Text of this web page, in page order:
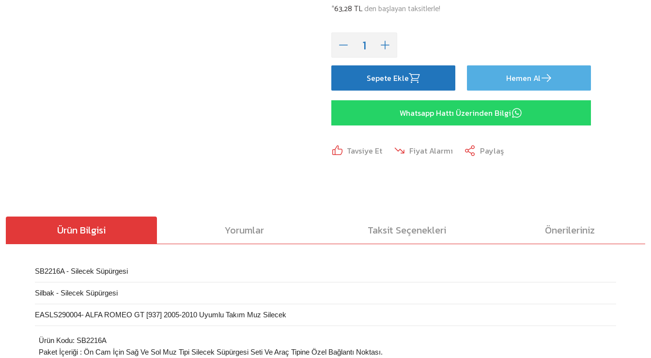
*63,28 TLden başlayan taksitlerle!
Sepete Ekle Hemen Al
Whatsapp Hattı Üzerinden Bilgi
Tavsiye Et Fiyat Alarmı Paylaş
Ürün Bilgisi Yorumlar Taksit Seçenekleri Önerileriniz
SB2216A - Silecek Süpürgesi
Silbak - Silecek Süpürgesi
EASLS290004- ALFA ROMEO GT [937] 2005-2010 Uyumlu Takım Muz Silecek
Ürün Kodu: SB2216A
Paket İçeriği : Ön Cam İçin Sağ Ve Sol Muz Tipi Silecek Süpürgesi Seti Ve Araç Tipine Özel Bağlantı Noktası.